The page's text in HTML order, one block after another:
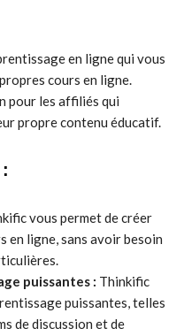
en ligne qui vous
cours en ligne.
pour les affiliés qui
propre contenu éducatif.
vous permet de créer
en ligne, sans avoir besoin
puissantes : Thinkific
puissantes, telles
de discussion et de